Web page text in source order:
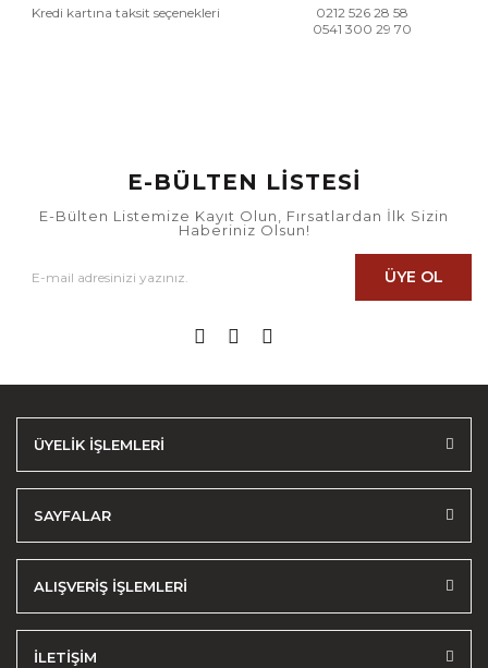
Kredi kartına taksit seçenekleri
0212 526 28 58
0541 300 29 70
E-BÜLTEN LİSTESİ
E-Bülten Listemize Kayıt Olun, Fırsatlardan İlk Sizin
Haberiniz Olsun!
ÜYE OL
ÜYELİK İŞLEMLERİ
SAYFALAR
ALIŞVERİŞ İŞLEMLERİ
İLETİŞİM